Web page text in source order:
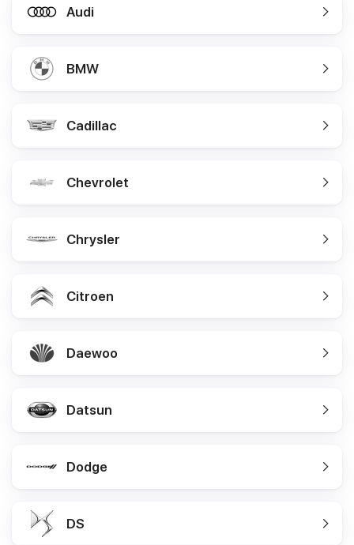
Audi
BMW
Cadillac
Chevrolet
Chrysler
Citroen
Daewoo
Datsun
Dodge
DS